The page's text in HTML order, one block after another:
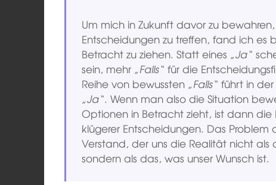
Um mich in Zukunft davor zu
Entscheidungen zu treffen, fand ich es
Betracht zu ziehen. Statt eines „Ja“
sein, mehr „Falls“ für die
Reihe von bewussten „Falls“ führt in
„Ja“. Wenn man also die Situation
Optionen in Betracht zieht, ist dann die
klügerer Entscheidungen. Das
Verstand, der uns die Realität nicht als
sondern als das, was unser Wunsch ist.